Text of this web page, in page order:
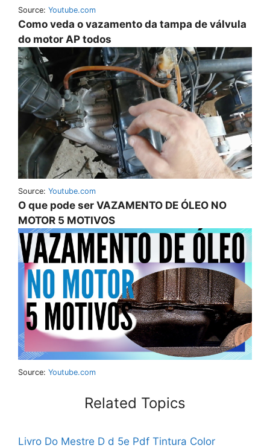
Source: Youtube.com
Como veda o vazamento da tampa de válvula
do motor AP todos
Source: Youtube.com
O que pode ser VAZAMENTO DE ÓLEO NO
MOTOR 5 MOTIVOS
Source: Youtube.com
Related Topics
Livro Do Mestre D d 5e Pdf Tintura Color